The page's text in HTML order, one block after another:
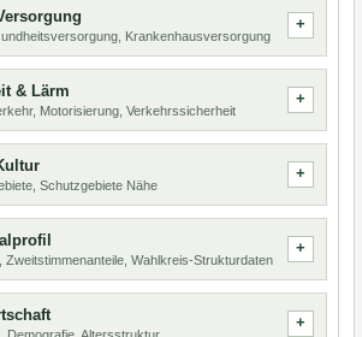
Krankenhausversorgung
& Lärm
Motorisierung, Verkehrssicherheit
Schutzgebiete Nähe
Zweitstimmenanteile, Wahlkreis-Strukturdaten